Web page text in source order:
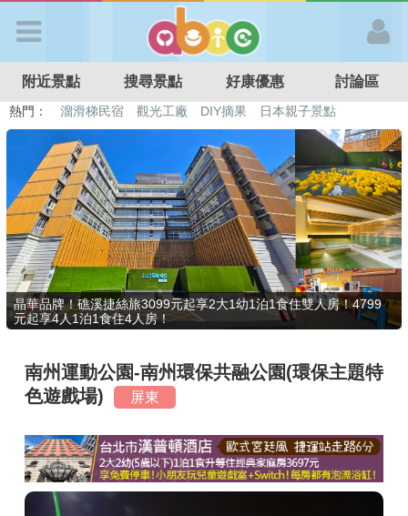
APP登入
首 頁
搜尋景點
好康優惠
最新消息
最新留言
商家合作
推薦景點
附近景點 搜尋景點 好康優惠 討論區
熱門： 溜滑梯民宿 觀光工廠 DIY摘果
日本親子景點
特色遊戲場
親子住房優惠 台北親子餐廳 溫泉泡湯SPA
晶華品牌！礁溪捷絲旅3099元起享2大1幼1泊1食住雙人房！4799
元起享4人1泊1食住4人房！
南州運動公園-南州環保共融公園(環保主題特
色遊戲場)
屏東